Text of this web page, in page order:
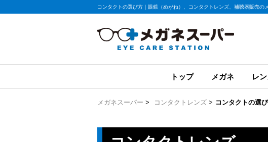
コンタクトの選び方｜眼鏡（めがね）、コンタクトレンズ、補聴器販売の
トップ メガネ レ
メガネスーパー > コンタクトレンズ > コンタクトの選